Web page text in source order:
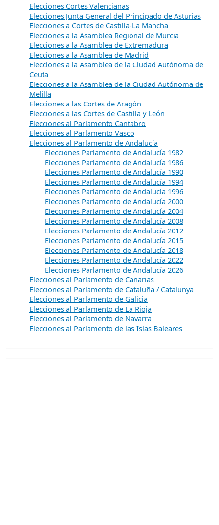
Elecciones Cortes Valencianas
Elecciones Junta General del Principado de Asturias
Elecciones a Cortes de Castilla-La Mancha
Elecciones a la Asamblea Regional de Murcia
Elecciones a la Asamblea de Extremadura
Elecciones a la Asamblea de Madrid
Elecciones a la Asamblea de la Ciudad Autónoma de
Ceuta
Elecciones a la Asamblea de la Ciudad Autónoma de
Melilla
Elecciones a las Cortes de Aragón
Elecciones a las Cortes de Castilla y León
Elecciones al Parlamento Cantabro
Elecciones al Parlamento Vasco
Elecciones al Parlamento de Andalucía
Elecciones Parlamento de Andalucía 1982
Elecciones Parlamento de Andalucía 1986
Elecciones Parlamento de Andalucía 1990
Elecciones Parlamento de Andalucía 1994
Elecciones Parlamento de Andalucía 1996
Elecciones Parlamento de Andalucía 2000
Elecciones Parlamento de Andalucía 2004
Elecciones Parlamento de Andalucía 2008
Elecciones Parlamento de Andalucía 2012
Elecciones Parlamento de Andalucía 2015
Elecciones Parlamento de Andalucía 2018
Elecciones Parlamento de Andalucía 2022
Elecciones Parlamento de Andalucía 2026
Elecciones al Parlamento de Canarias
Elecciones al Parlamento de Cataluña / Catalunya
Elecciones al Parlamento de Galicia
Elecciones al Parlamento de La Rioja
Elecciones al Parlamento de Navarra
Elecciones al Parlamento de las Islas Baleares